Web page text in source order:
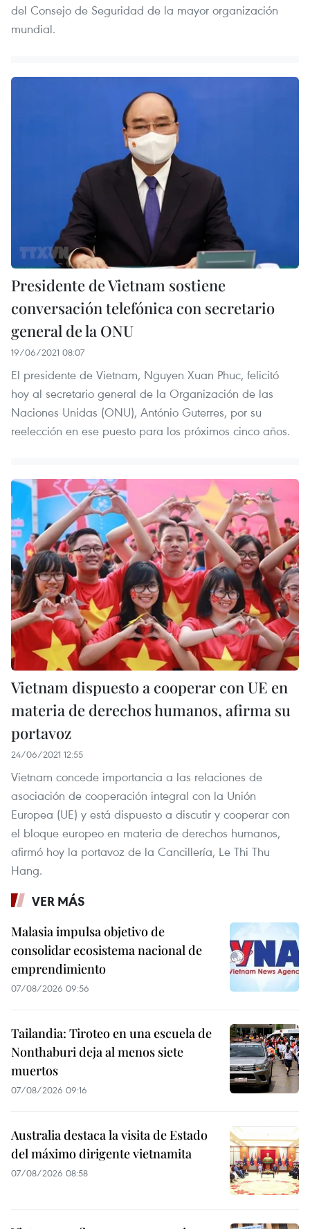
del Consejo de Seguridad de la mayor organización
mundial.
Presidente de Vietnam sostiene
conversación telefónica con secretario
general de la ONU
19/06/2021 08:07
El presidente de Vietnam, Nguyen Xuan Phuc, felicitó
hoy al secretario general de la Organización de las
Naciones Unidas (ONU), António Guterres, por su
reelección en ese puesto para los próximos cinco años.
Vietnam dispuesto a cooperar con UE en
materia de derechos humanos, afirma su
portavoz
24/06/2021 12:55
Vietnam concede importancia a las relaciones de
asociación de cooperación integral con la Unión
Europea (UE) y está dispuesto a discutir y cooperar con
el bloque europeo en materia de derechos humanos,
afirmó hoy la portavoz de la Cancillería, Le Thi Thu
Hang.
VER MÁS
Malasia impulsa objetivo de
consolidar ecosistema nacional de
emprendimiento
07/08/2026 09:56
Tailandia: Tiroteo en una escuela de
Nonthaburi deja al menos siete
muertos
07/08/2026 09:16
Australia destaca la visita de Estado
del máximo dirigente vietnamita
07/08/2026 08:58